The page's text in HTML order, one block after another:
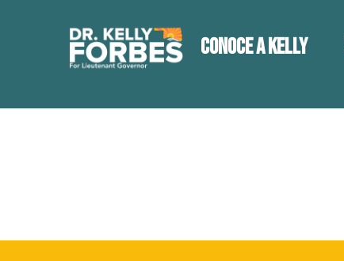
Conoce a Kelly